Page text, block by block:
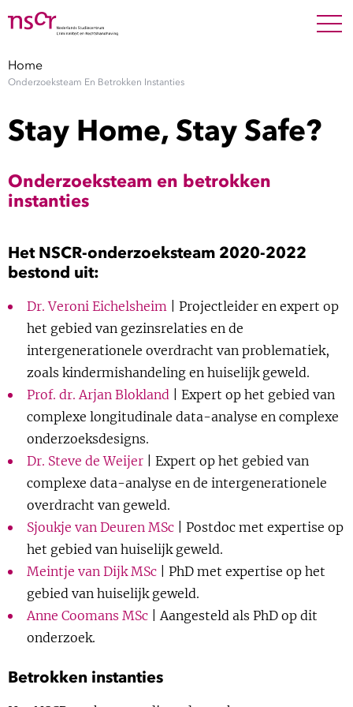
Medewerkers Show
Factsheets
Over NSCR
Contact
Uitgelicht
Cursus Show
BLOG
Podcast
Home
Onderzoeksteam En Betrokken Instanties
Stay Home, Stay Safe?
Onderzoeksteam en betrokken
instanties
Het NSCR-onderzoeksteam 2020-2022
bestond uit:
Dr. Veroni Eichelsheim | Projectleider en expert op
het gebied van gezinsrelaties en de
intergenerationele overdracht van problematiek,
zoals kindermishandeling en huiselijk geweld.
Prof. dr. Arjan Blokland | Expert op het gebied van
complexe longitudinale data-analyse en complexe
onderzoeksdesigns.
Dr. Steve de Weijer | Expert op het gebied van
complexe data-analyse en de intergenerationele
overdracht van geweld.
Sjoukje van Deuren MSc | Postdoc met expertise op
het gebied van huiselijk geweld.
Meintje van Dijk MSc | PhD met expertise op het
gebied van huiselijk geweld.
Anne Coomans MSc | Aangesteld als PhD op dit
onderzoek.
Betrokken instanties